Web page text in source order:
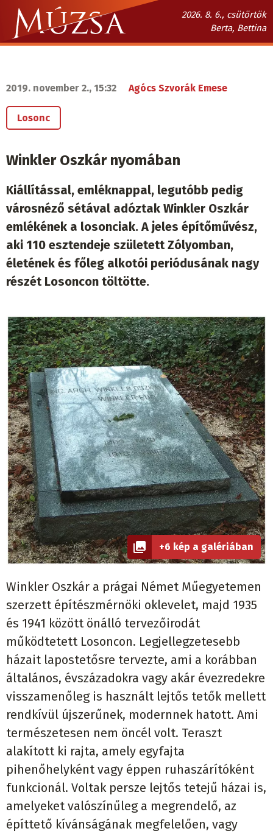
Ugrás
tartalomra
2026. 8. 6., csütörtök
Berta, Bettina
Múzsa.sk
2019. november 2., 15:32 Agócs Szvorák Emese
Losonc
Winkler Oszkár nyomában
Kiállítással, emléknappal, legutóbb pedig
városnéző sétával adóztak Winkler Oszkár
emlékének a losonciak. A jeles építőművész,
aki 110 esztendeje született Zólyomban,
életének és főleg alkotói periódusának nagy
részét Losoncon töltötte.
+6 kép a galériában
Winkler Oszkár a prágai Német Műegyetemen
szerzett építészmérnöki oklevelet, majd 1935
és 1941 között önálló tervezőirodát
működtetett Losoncon. Legjellegzetesebb
házait lapostetősre tervezte, ami a korábban
általános, évszázadokra vagy akár évezredekre
visszamenőleg is használt lejtős tetők mellett
rendkívül újszerűnek, modernnek hatott. Ami
természetesen nem öncél volt. Teraszt
alakított ki rajta, amely egyfajta
pihenőhelyként vagy éppen ruhaszárítóként
funkcionál. Voltak persze lejtős tetejű házai is,
amelyeket valószínűleg a megrendelő, az
építtető kívánságának megfelelően, vagy